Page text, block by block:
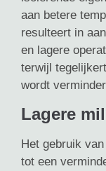
aan betere
resulteert in
en lagere
terwijl
wordt
Lagere
Het gebruik
tot een